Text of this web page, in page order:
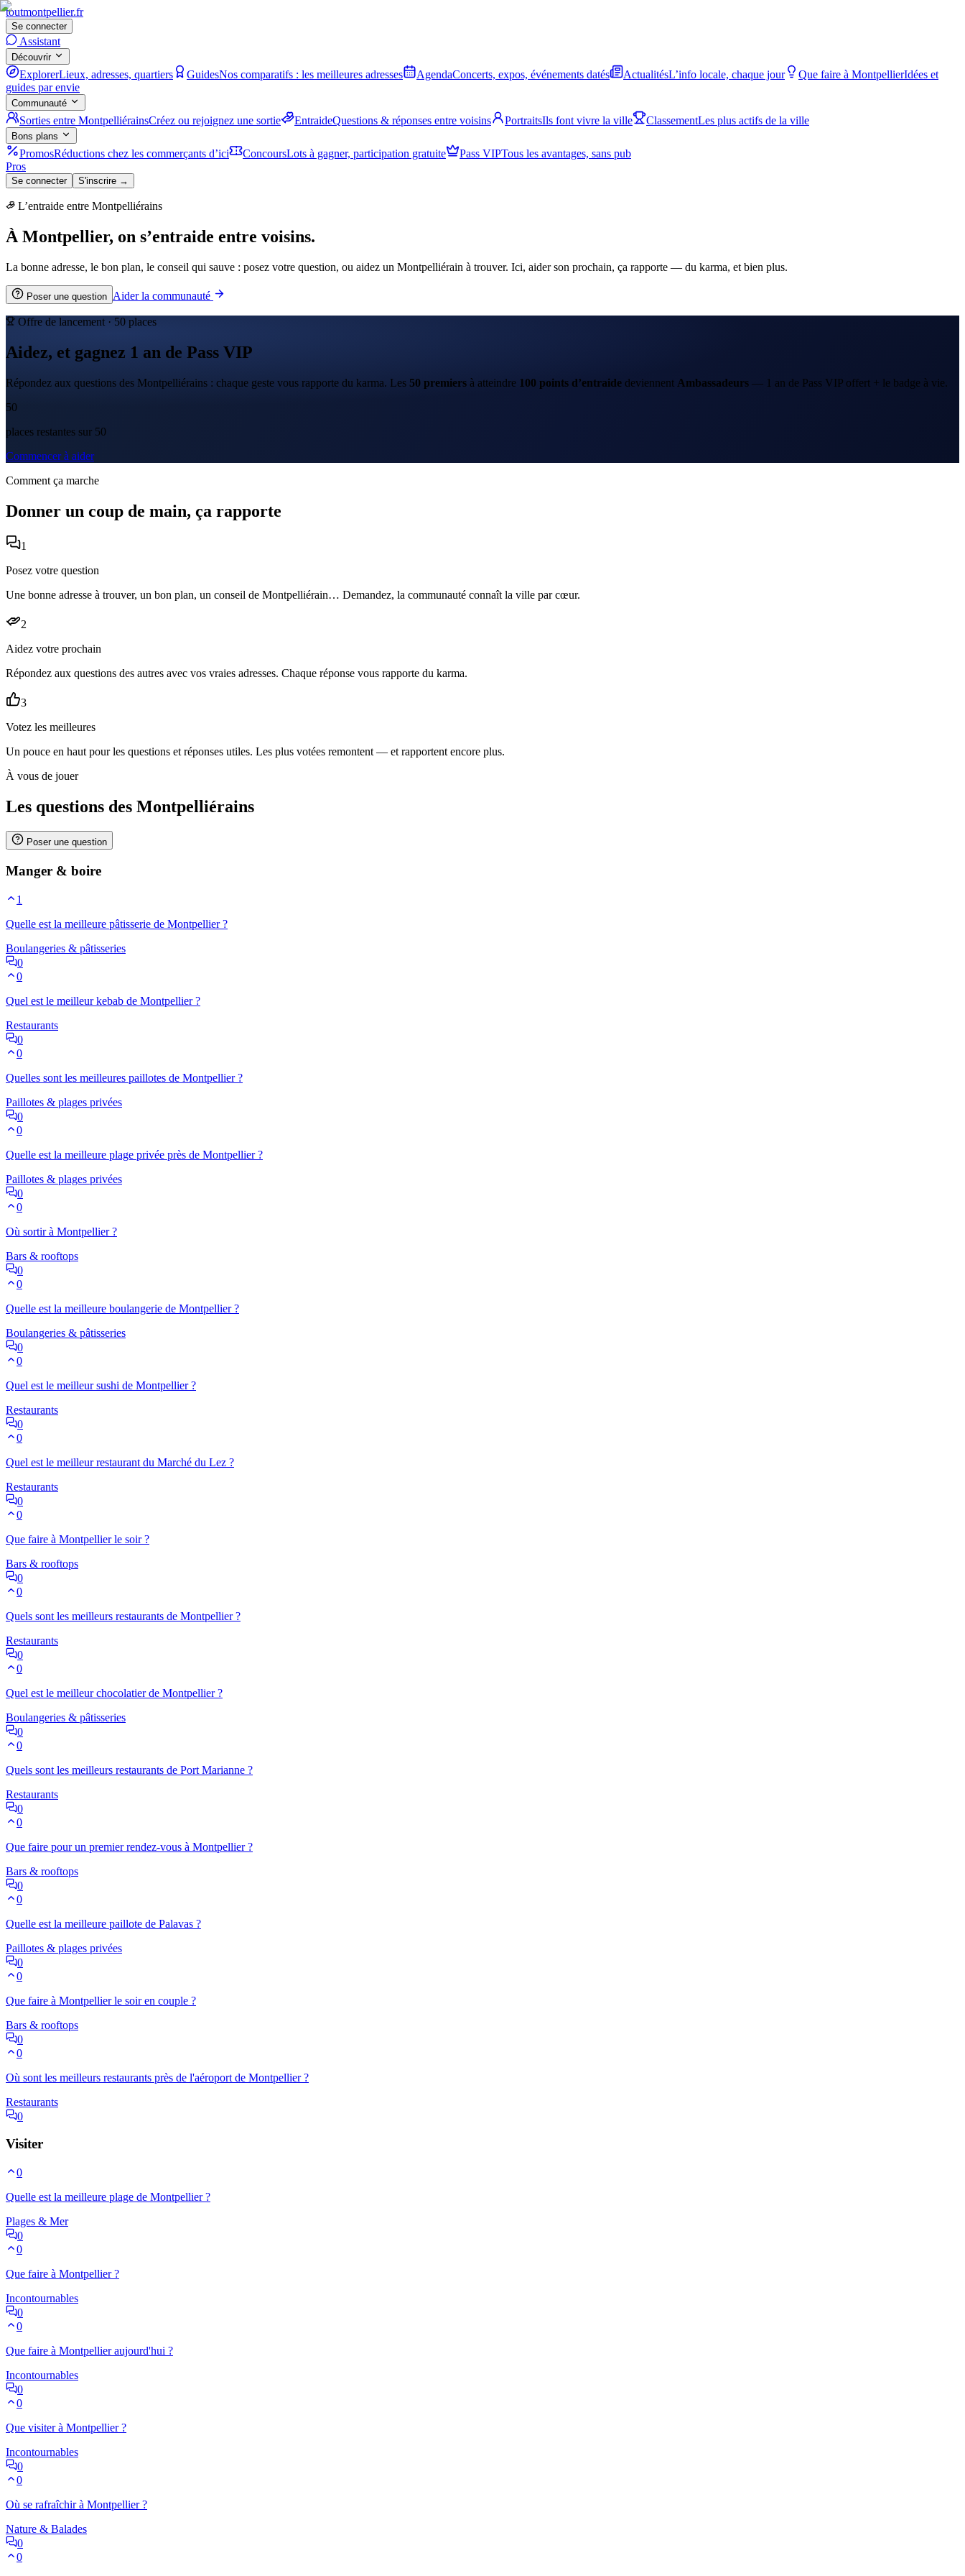
toutmontpellier.fr
Se connecter
Assistant
Découvrir
ExplorerLieux, adresses, quartiers GuidesNos comparatifs : les meilleures adresses AgendaConcerts, expos, événements datés ActualitésL’info locale, chaque jour Que faire à MontpellierIdées et
guides par envie
Communauté
Sorties entre MontpelliérainsCréez ou rejoignez une sortie EntraideQuestions & réponses entre voisins PortraitsIls font vivre la ville ClassementLes plus actifs de la ville
Bons plans
PromosRéductions chez les commerçants d’ici ConcoursLots à gagner, participation gratuite Pass VIPTous les avantages, sans pub
Pros
Se connecter S'inscrire →
L’entraide entre Montpelliérains
À Montpellier, on s’entraide entre voisins.
La bonne adresse, le bon plan, le conseil qui sauve : posez votre question, ou aidez un Montpelliérain à trouver. Ici, aider son prochain, ça rapporte — du karma, et bien plus.
Poser une question Aider la communauté
Offre de lancement · 50 places
Aidez, et gagnez 1 an de Pass VIP
Répondez aux questions des Montpelliérains : chaque geste vous rapporte du karma. Les 50 premiers à atteindre 100 points d’entraide deviennent Ambassadeurs — 1 an de Pass VIP offert + le badge à vie.
50
places restantes sur 50
Commencer à aider
Comment ça marche
Donner un coup de main, ça rapporte
1
Posez votre question
Une bonne adresse à trouver, un bon plan, un conseil de Montpelliérain… Demandez, la communauté connaît la ville par cœur.
2
Aidez votre prochain
Répondez aux questions des autres avec vos vraies adresses. Chaque réponse vous rapporte du karma.
3
Votez les meilleures
Un pouce en haut pour les questions et réponses utiles. Les plus votées remontent — et rapportent encore plus.
À vous de jouer
Les questions des Montpelliérains
Poser une question
Manger & boire
1
Quelle est la meilleure pâtisserie de Montpellier ?
Boulangeries & pâtisseries
0
0
Quel est le meilleur kebab de Montpellier ?
Restaurants
0
0
Quelles sont les meilleures paillotes de Montpellier ?
Paillotes & plages privées
0
0
Quelle est la meilleure plage privée près de Montpellier ?
Paillotes & plages privées
0
0
Où sortir à Montpellier ?
Bars & rooftops
0
0
Quelle est la meilleure boulangerie de Montpellier ?
Boulangeries & pâtisseries
0
0
Quel est le meilleur sushi de Montpellier ?
Restaurants
0
0
Quel est le meilleur restaurant du Marché du Lez ?
Restaurants
0
0
Que faire à Montpellier le soir ?
Bars & rooftops
0
0
Quels sont les meilleurs restaurants de Montpellier ?
Restaurants
0
0
Quel est le meilleur chocolatier de Montpellier ?
Boulangeries & pâtisseries
0
0
Quels sont les meilleurs restaurants de Port Marianne ?
Restaurants
0
0
Que faire pour un premier rendez-vous à Montpellier ?
Bars & rooftops
0
0
Quelle est la meilleure paillote de Palavas ?
Paillotes & plages privées
0
0
Que faire à Montpellier le soir en couple ?
Bars & rooftops
0
0
Où sont les meilleurs restaurants près de l'aéroport de Montpellier ?
Restaurants
0
Visiter
0
Quelle est la meilleure plage de Montpellier ?
Plages & Mer
0
0
Que faire à Montpellier ?
Incontournables
0
0
Que faire à Montpellier aujourd'hui ?
Incontournables
0
0
Que visiter à Montpellier ?
Incontournables
0
0
Où se rafraîchir à Montpellier ?
Nature & Balades
0
0